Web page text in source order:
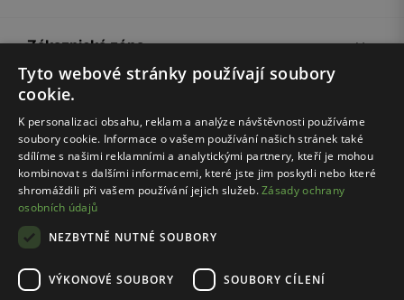
Zákaznická zóna
Společnost Wojas
Rady
Tyto webové stránky používají soubory
cookie.
K personalizaci obsahu, reklam a analýze návštěvnosti používáme
soubory cookie. Informace o vašem používání našich stránek také
sdílíme s našimi reklamními a analytickými partnery, kteří je mohou
kombinovat s dalšími informacemi, které jste jim poskytli nebo které
shromáždili při vašem používání jejich služeb.Zásady ochrany
osobních údajů
NEZBYTNĚ NUTNÉ SOUBORY
VÝKONOVÉ SOUBORY SOUBORY CÍLENÍ